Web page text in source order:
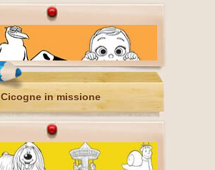
Cicogne in missione